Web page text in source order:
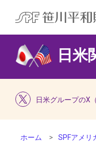
日米
日米グループのX
ホーム SPFアメリ